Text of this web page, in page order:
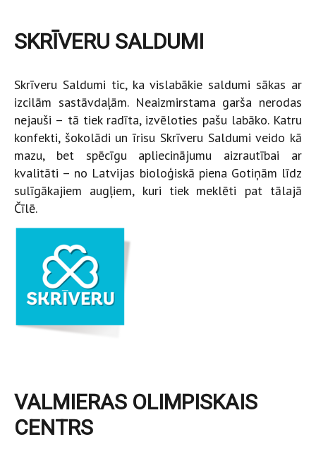
SKRĪVERU SALDUMI
Skrīveru Saldumi tic, ka vislabākie saldumi sākas ar
izcilām sastāvdaļām. Neaizmirstama garša nerodas
nejauši – tā tiek radīta, izvēloties pašu labāko. Katru
konfekti, šokolādi un īrisu Skrīveru Saldumi veido kā
mazu, bet spēcīgu apliecinājumu aizrautībai ar
kvalitāti – no Latvijas bioloģiskā piena Gotiņām līdz
sulīgākajiem augļiem, kuri tiek meklēti pat tālajā
Čīlē.
VALMIERAS OLIMPISKAIS
CENTRS